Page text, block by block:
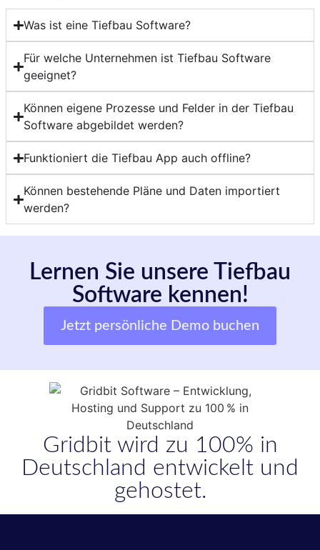
Was ist eine Tiefbau Software?
Für welche Unternehmen ist Tiefbau Software
geeignet?
Können eigene Prozesse und Felder in der Tiefbau
Software abgebildet werden?
Funktioniert die Tiefbau App auch offline?
Können bestehende Pläne und Daten importiert
werden?
Lernen Sie unsere Tiefbau
Software kennen!
Jetzt persönliche Demo buchen
Gridbit wird zu 100% in
Deutschland entwickelt und
gehostet.